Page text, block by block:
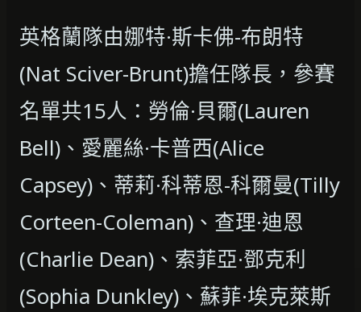
英格蘭隊由娜特·斯卡佛-布朗特
(Nat Sciver-Brunt)擔任隊長，參賽
名單共15人：勞倫·貝爾(Lauren
Bell)、愛麗絲·卡普西(Alice
Capsey)、蒂莉·科蒂恩-科爾曼(Tilly
Corteen-Coleman)、查理·迪恩
(Charlie Dean)、索菲亞·鄧克利
(Sophia Dunkley)、蘇菲·埃克萊斯